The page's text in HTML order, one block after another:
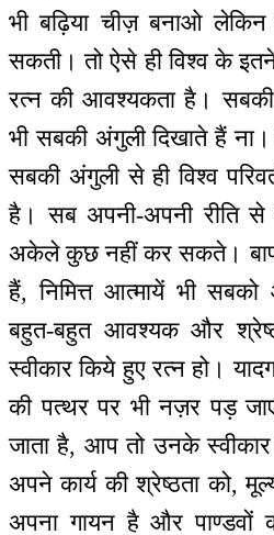
भी बढ़िया चीज़ बनाओ
सकती। तो ऐसे ही विश्व के
रत्न की आवश्यकता है।
भी सबकी अंगुली दिखाते हैं ना।
सबकी अंगुली से ही विश्व
है। सब अपनी-अपनी रीति से
अकेले कुछ नहीं कर सकते।
हैं, निमित्त आत्मायें भी
बहुत-बहुत आवश्यक और
स्वीकार किये हुए रत्न हो।
की पत्थर पर भी नज़र पड़
जाता है, आप तो उनके स्वीकार
अपने कार्य की श्रेष्ठता को,
अपना गायन है और